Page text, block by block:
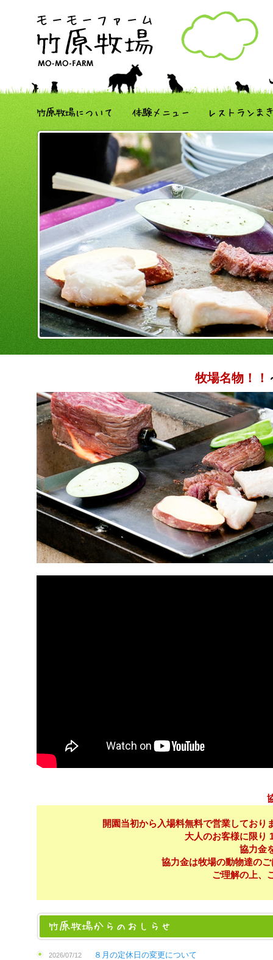
牧場名物！！
開園当初から入場料無料で営業してお
大人のお客様に限り
協力金
協力金は牧場の動物達の
ご理解の上、
2026/07/12 ８月の定休日の変更について